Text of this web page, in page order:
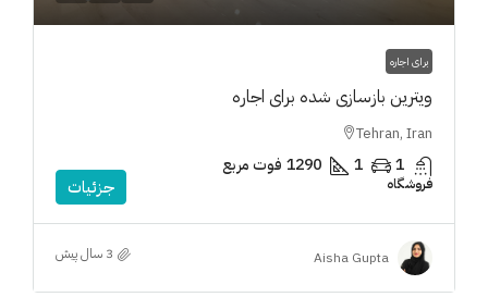
برای اجاره
ویترین بازسازی شده برای اجاره
Tehran, Iran
1
1
1290 فوت مربع
فروشگاه جزئیات
Aisha Gupta 3 سال پیش